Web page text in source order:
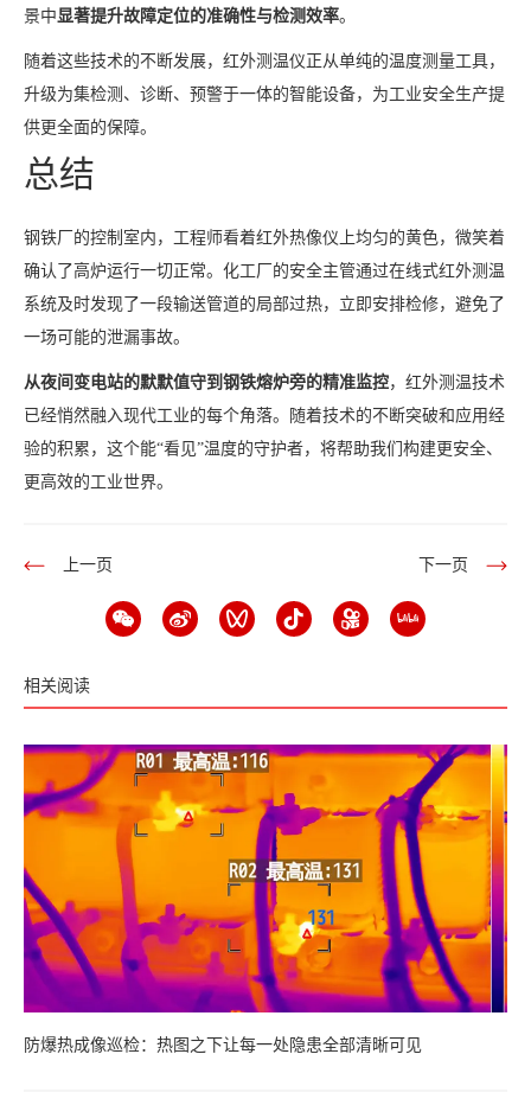
景中显著提升故障定位的准确性与检测效率。
随着这些技术的不断发展，红外测温仪正从单纯的温度测量工具，
升级为集检测、诊断、预警于一体的智能设备，为工业安全生产提
供更全面的保障。
总结
钢铁厂的控制室内，工程师看着红外热像仪上均匀的黄色，微笑着
确认了高炉运行一切正常。化工厂的安全主管通过在线式红外测温
系统及时发现了一段输送管道的局部过热，立即安排检修，避免了
一场可能的泄漏事故。
从夜间变电站的默默值守到钢铁熔炉旁的精准监控，红外测温技术
已经悄然融入现代工业的每个角落。随着技术的不断突破和应用经
验的积累，这个能“看见”温度的守护者，将帮助我们构建更安全、
更高效的工业世界。
上一页 下一页
相关阅读
防爆热成像巡检：热图之下让每一处隐患全部清晰可见